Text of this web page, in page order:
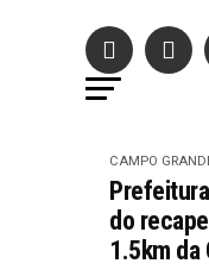
CAMPO
do
1.5km da